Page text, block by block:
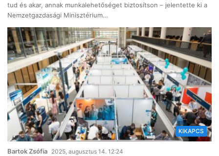
tud és akar, annak munkalehetőséget biztosítson – jelentette ki a
Nemzetgazdasági Minisztérium…
KIKAPCS
Bartok Zsófia 2025, augusztus 14. 12:24